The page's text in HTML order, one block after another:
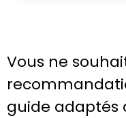
Vous ne
guide adaptés